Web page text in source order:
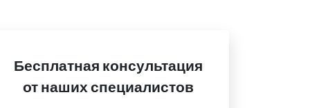
Бесплатная консультация
от наших специалистов